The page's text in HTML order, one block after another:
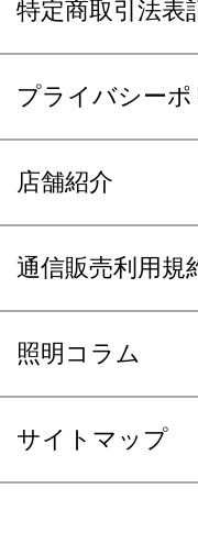
特定商取引法表
プライバシーポ
店舗紹介
通信販売利用規
照明コラム
サイトマップ